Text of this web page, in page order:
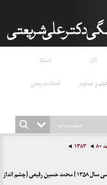
آثار
اسناد
فیلم و تصاویر
استاد شریعتی
۱۳۸۳
شريعتی، الگوی ‌آرمانی توسعه و تجلی آن در قانون‌ اساسی سال ۱۳۵۸ | محمد حسین رفیعی (چشم انداز